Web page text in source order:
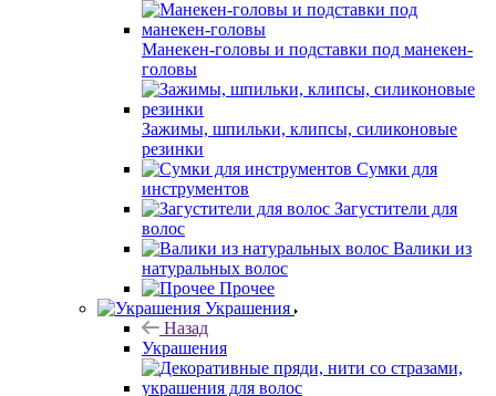
Манекен-головы и подставки под манекен-
головы
Зажимы, шпильки, клипсы, силиконовые
резинки
Сумки для
инструментов
Загустители для
волос
Валики из
натуральных волос
Прочее
Украшения
Назад
Украшения